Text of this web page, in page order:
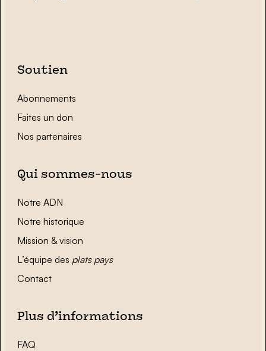
Soutien
Abonnements
Faites un don
Nos partenaires
Qui sommes-nous
Notre ADN
Notre historique
Mission & vision
L’équipe des plats pays
Contact
Plus d’informations
FAQ